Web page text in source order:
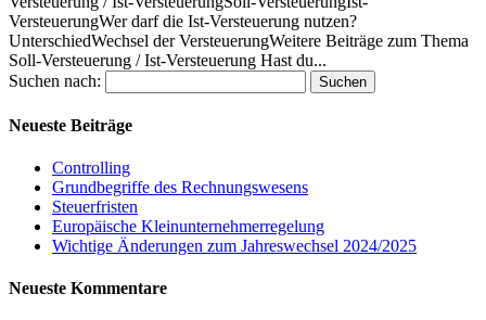
VersteuerungWer darf die Ist-Versteuerung nutzen?
UnterschiedWechsel der VersteuerungWeitere Beiträge zum Thema
Soll-Versteuerung / Ist-Versteuerung Hast du...
Suchen nach:
Neueste Beiträge
Controlling
Grundbegriffe des Rechnungswesens
Steuerfristen
Europäische Kleinunternehmerregelung
Wichtige Änderungen zum Jahreswechsel 2024/2025
Neueste Kommentare